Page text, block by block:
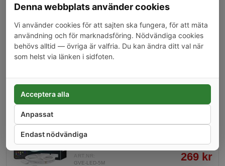
LED-list, 5m, inomhus, RGB
Denna 5 meter långa LED-strip erbjuder
färgstarka ljuseffekter med 5050 RGB-dioder
vid 12 volt och en täthet på 60 lysdioder per
meter. Med IP20-klassning är den idealisk för
inomhusapplikationer och dekorativa
hemmet med enkel installation.
ART.NR:
− 0 +
ART.NR:
GVE-LED-5M
269 kr
Denna webbplats använder cookies
Vi använder cookies för att sajten ska fungera, för att mäta
användning och för marknadsföring. Nödvändiga cookies
behövs alltid — övriga är valfria. Du kan ändra ditt val när
som helst via länken i sidfoten.
Endast nödvändiga
Anpassat
Acceptera alla